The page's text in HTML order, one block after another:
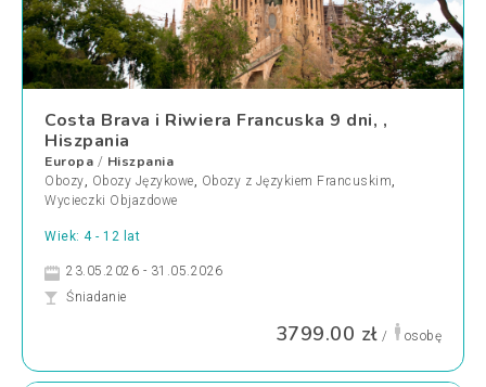
Costa Brava i Riwiera Francuska 9 dni, ,
Hiszpania
Europa / Hiszpania
Obozy, Obozy Językowe, Obozy z Językiem Francuskim,
Wycieczki Objazdowe
Wiek: 4 - 12 lat
23.05.2026 - 31.05.2026
Śniadanie
3799.00 zł / osobę